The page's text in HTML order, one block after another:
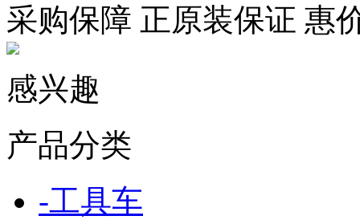
采购保障 正原装保证 惠
感兴趣
产品分类
-工具车